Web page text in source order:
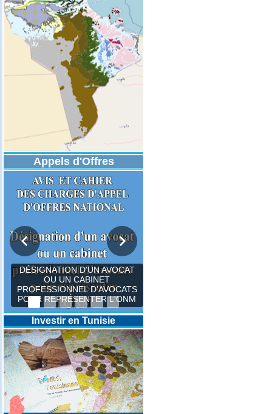
Appels d'Offres
DÉSIGNATION D'UN AVOCAT
OU UN CABINET
PROFESSIONNEL D’AVOCATS
POUR REPRÉSENTER L'ONM
Investir en Tunisie